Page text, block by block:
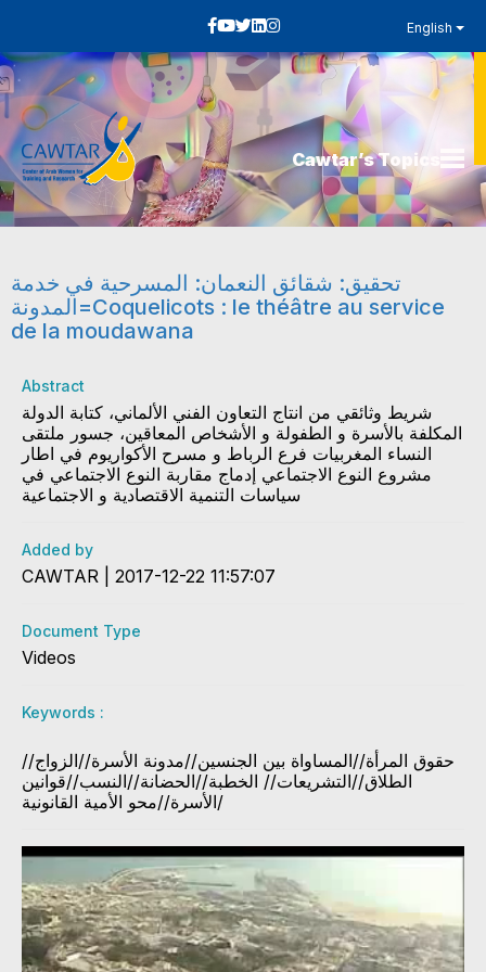
English
Cawtar’s Topics
تحقيق: شقائق النعمان: المسرحية في خدمة
المدونة=Coquelicots : le théâtre au service
de la moudawana
Abstract
شريط وثائقي من انتاج التعاون الفني الألماني، كتابة الدولة
المكلفة بالأسرة و الطفولة و الأشخاص المعاقين، جسور ملتقى
النساء المغربيات فرع الرباط و مسرح الأكواريوم في اطار
مشروع النوع الاجتماعي إدماج مقاربة النوع الاجتماعي في
سياسات التنمية الاقتصادية و الاجتماعية
Added by
CAWTAR | 2017-12-22 11:57:07
Document Type
Videos
Keywords :
حقوق المرأة//المساواة بين الجنسين//مدونة الأسرة//الزواج//
الطلاق//التشريعات// الخطبة//الحضانة//النسب//قوانين
الأسرة//محو الأمية القانونية/